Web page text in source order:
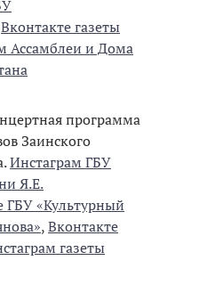
Вконтакте газеты
Ассамблеи и Дома
программа
Заинского
Инстаграм ГБУ
Я.Е.
ГБУ «Культурный
,Вконтакте
газеты